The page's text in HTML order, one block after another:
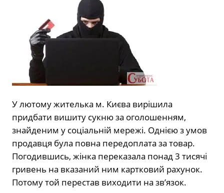
У лютому жителька м. Києва вирішила
придбати вишиту сукню за оголошенням,
знайденим у соціальній мережі. Однією з умов
продавця була повна передоплата за товар.
Погодившись, жінка переказала понад 3 тисячі
гривень на вказаний ним картковий рахунок.
Потому той перестав виходити на зв’язок.